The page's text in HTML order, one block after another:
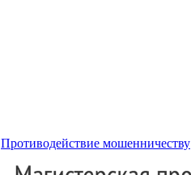
Противодействие мошенничеству